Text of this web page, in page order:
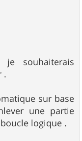
souhaiterais
.
sur base
une partie
logique .